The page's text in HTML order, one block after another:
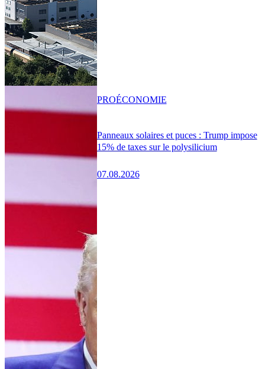
Panneaux solaires et puces : Trump impose
15% de taxes sur le polysilicium
07.08.2026
PROÉCONOMIE